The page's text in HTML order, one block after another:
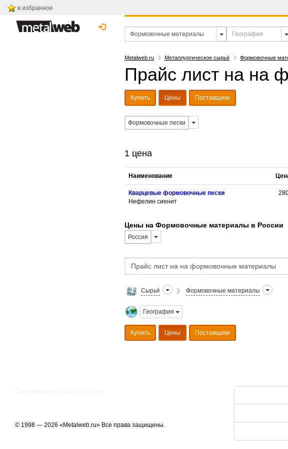
в избранное
Metalweb.ru Металлургическое сырьё Формовочные
Прайс лист на на
Купить Цены Поставщики
Формовочные пески
1 цена
Наименование
Кварцевые формовочные пески
Нефелин сиенит
Цены на Формовочные материалы в России
Россия
Сырьё Формовочные материалы
География
Купить Цены Поставщики
© 1998 — 2026 «Metalweb.ru» Все права защищены.